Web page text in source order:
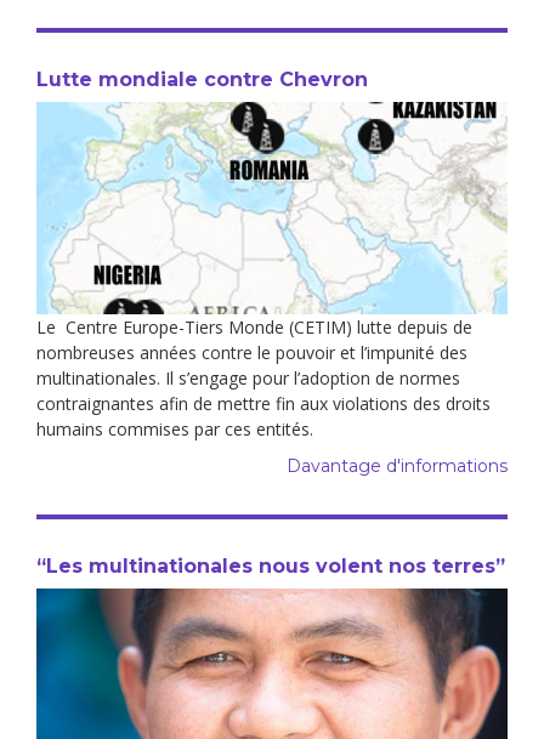
Lutte mondiale contre Chevron
Le Centre Europe-Tiers Monde (CETIM) lutte depuis de
nombreuses années contre le pouvoir et l’impunité des
multinationales. Il s’engage pour l’adoption de normes
contraignantes afin de mettre fin aux violations des droits
humains commises par ces entités.
Davantage d'informations
“Les multinationales nous volent nos terres”